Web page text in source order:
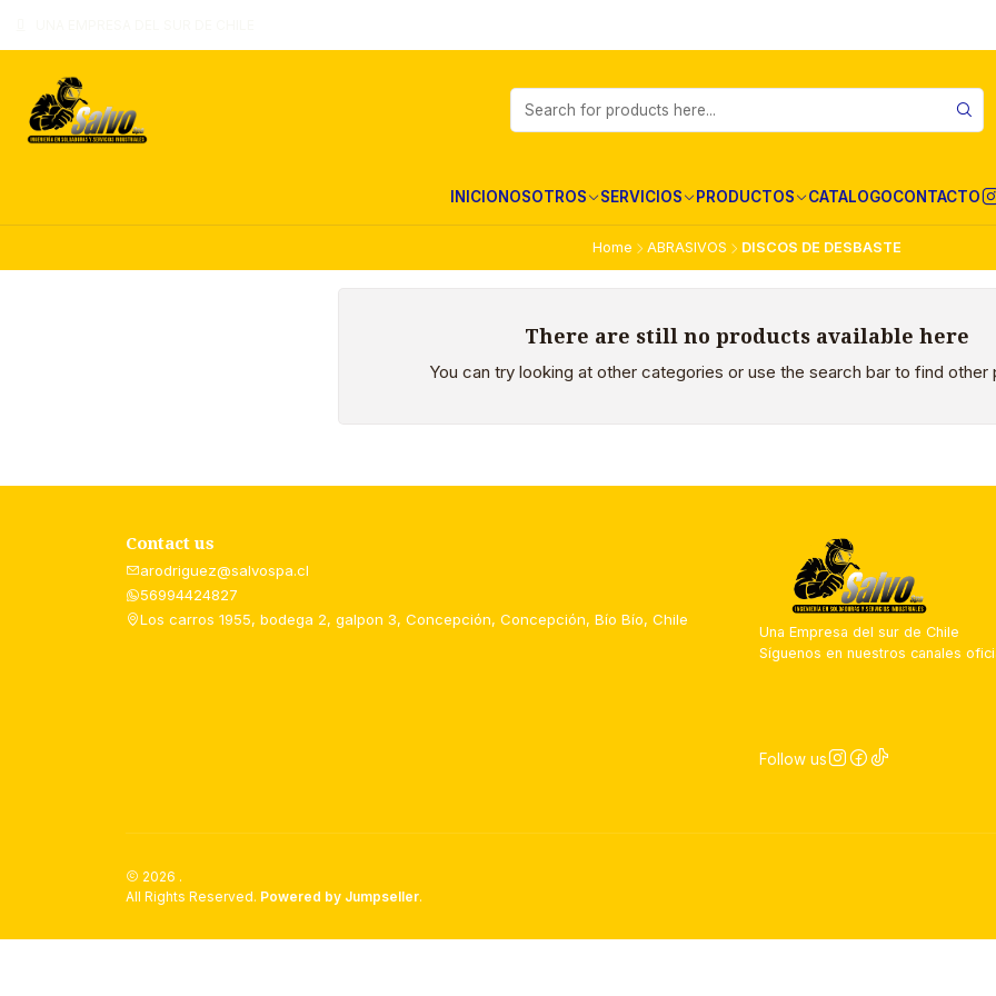
INICIONOSOTROS SERVICIOS PRODUCTOS CATALOGOCONTACTO
Home ABRASIVOS DISCOS DE DESBASTE
There are still no products available here
You can try looking at other categories or use the search bar to find other
Contact us
arodriguez@salvospa.cl
56994424827
Los carros 1955, bodega 2, galpon 3, Concepción, Concepción, Bío Bío, Chile
Una Empresa del sur de Chile
Síguenos en nuestros canales
Follow us
2026 .
All Rights Reserved. Powered by Jumpseller.